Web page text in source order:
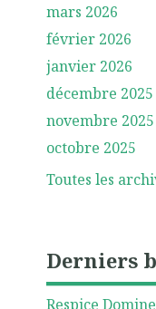
mars 2026
février 2026
janvier 2026
décembre 2025
novembre 2025
octobre 2025
Toutes les
Derniers
Respice